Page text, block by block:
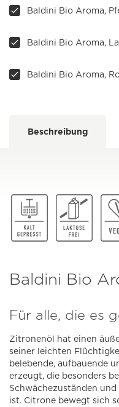
Baldini Bio Aroma,
Baldini Bio Aroma,
Baldini Bio Aroma,
Beschreibung
Baldini Bio
Für alle, die es
Zitronenöl hat einen
seiner leichten
belebende, aufbauende
erzeugt, die besonders
Schwächezuständen
ist. Citrone bewegt sich